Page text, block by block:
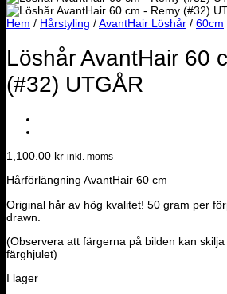
Hem / Hårstyling /AvantHair Löshår / 60cm
Löshår AvantHair 60
(#32) UTGÅR
1,100.00 kr inkl. moms
Hårförlängning AvantHair 60 cm
Original hår av hög kvalitet! 50 gram per
drawn.
(Observera att färgerna på bilden kan
färghjulet)
I lager